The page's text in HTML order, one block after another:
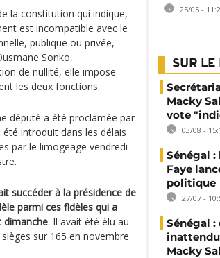
la constitution qui indique,
est incompatible avec le
publique ou privée,
Sonko,
de nullité, elle impose
les deux fonctions.
député a été proclamée par
introduit dans les délais
par le limogeage vendredi
succéder à la présidence de
parmi ces fidèles qui a
dimanche. Il avait été élu au
sur 165 en novembre
25/05 -
SUR LE
Macky
vote
03/08 -
Sénégal
Faye
politique
27/07 -
Sénégal
Macky